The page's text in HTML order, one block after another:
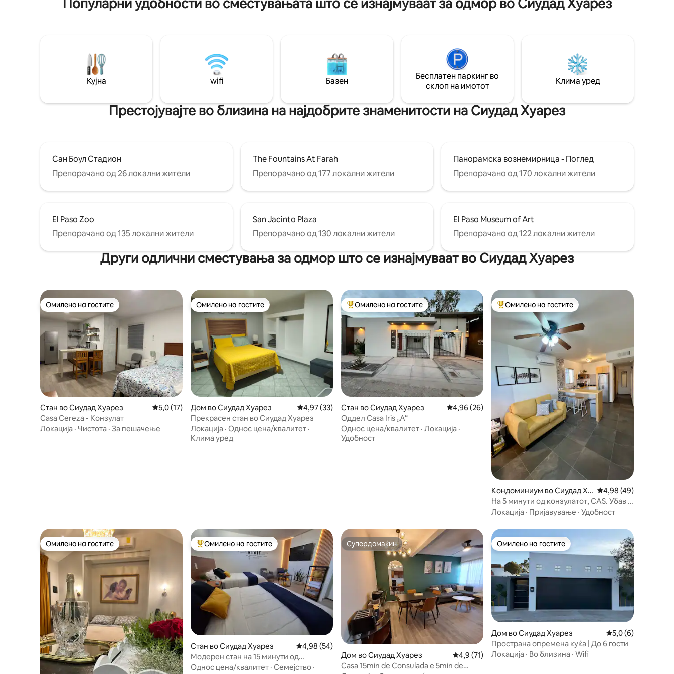
е фактура за дневници и корпоративна
Хуарез.
атмосфера за одмор или уживање со
премиум доживување во градот. 🏡💦
Популарни удобности во сместувањата што се изнајмуваат за одмор во Сиудад Хуарез
Кујна wifi Базен
Бесплатен паркинг во
склоп на имотот
Клима уред
Престојувајте во близина на најдобрите знаменитости на Сиудад Хуарез
Сан Боул Стадион
Препорачано од 26 локални жители
The Fountains At Farah
Препорачано од 177 локални жители
Панорамска вознемирница - Поглед
Препорачано од 170 локални жители
El Paso Zoo
Препорачано од 135 локални жители
San Jacinto Plaza
Препорачано од 130 локални жители
El Paso Museum of Art
Препорачано од 122 локални жители
Други одлични сместувања за одмор што се изнајмуваат во Сиудад Хуарез
Омилено на гостите
Омилено на гостите
Стан во Сиудад Хуарез Просечна оцена: 5,0 од 5, 17 рецензии
5,0 (17)
Casa Cereza - Конзулат
Локација · Чистота · За пешачење
Омилено на гостите
Омилено на гостите
Дом во Сиудад Хуарез Просечна оцена: 4,97 од 5, 33 рецензии
4,97 (33)
Прекрасен стан во Сиудад Хуарез
Локација · Однос цена/квалитет ·
Клима уред
Меѓу најуспешните „Омилени на гостите“
Омилено на гостите
Стан во Сиудад Хуарез Просечна оцена: 4,96 од 5, 26 рецензии
4,96 (26)
Оддел Casa Iris „A“
Однос цена/квалитет · Локација ·
Удобност
Меѓу најуспешните „Омилени на гостите“
Омилено на гостите
Кондоминиум во Сиудад Ху
арез
Просечна оцена:
4,98 (49)
На 5 минути од конзулатот, CAS. Убав и
удобен стан.
Локација · Пријавување · Удобност
Омилено на гостите
Омилено на гостите Меѓу најуспешните „Омилени на гостите“
Омилено на гостите
Стан во Сиудад Хуарез Просечна оцена: 4,98 од 5, 54 рецензии
4,98 (54)
Модерен стан на 15 минути од
конзулатот и 5 минути од мостот
Однос цена/квалитет · Семејство ·
Супердомаќин
Супердомаќин
Дом во Сиудад Хуарез Просечна оцена: 4,9 од 5, 71 рецензии
4,9 (71)
Casa 15min de Consulada e 5min de
Омилено на гостите
Омилено на гостите
Дом во Сиудад Хуарез Просечна оцена:
5,0 (6)
Пространа опремена куќа | До 6 гости
Локација · Во близина · Wifi